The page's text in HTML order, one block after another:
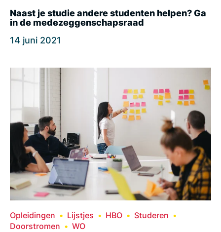
Naast je studie andere studenten helpen? Ga
in de medezeggenschapsraad
14 juni 2021
Opleidingen Lijstjes HBO
Studeren
Doorstromen
WO